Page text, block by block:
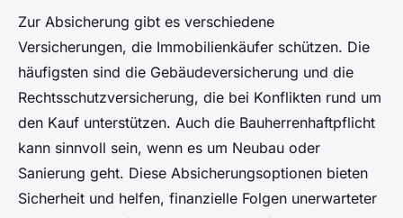
Zur Absicherung gibt es verschiedene
Versicherungen, die Immobilienkäufer schützen. Die
häufigsten sind die Gebäudeversicherung und die
Rechtsschutzversicherung, die bei Konflikten rund um
den Kauf unterstützen. Auch die Bauherrenhaftpflicht
kann sinnvoll sein, wenn es um Neubau oder
Sanierung geht. Diese Absicherungsoptionen bieten
Sicherheit und helfen, finanzielle Folgen unerwarteter